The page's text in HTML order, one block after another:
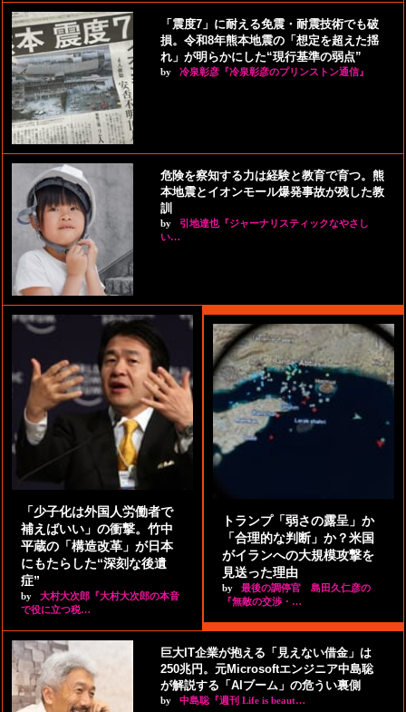
「震度7」に耐える免震・耐震技術でも破
損。令和8年熊本地震の「想定を超えた揺
れ」が明らかにした“現行基準の弱点”
by 冷泉彰彦『冷泉彰彦のプリンストン通信』
危険を察知する力は経験と教育で育つ。熊
本地震とイオンモール爆発事故が残した教
訓
by
引地達也『ジャーナリスティックなやさし
い…
「少子化は外国人労働者で
補えばいい」の衝撃。竹中
平蔵の「構造改革」が日本
にもたらした“深刻な後遺
症”
by
大村大次郎『大村大次郎の本音
で役に立つ税…
トランプ「弱さの露呈」か
「合理的な判断」か？米国
がイランへの大規模攻撃を
見送った理由
by
最後の調停官 島田久仁彦の
『無敵の交渉・…
巨大IT企業が抱える「見えない借金」は
250兆円。元Microsoftエンジニア中島聡
が解説する「AIブーム」の危うい裏側
by 中島聡『週刊 Life is beaut…